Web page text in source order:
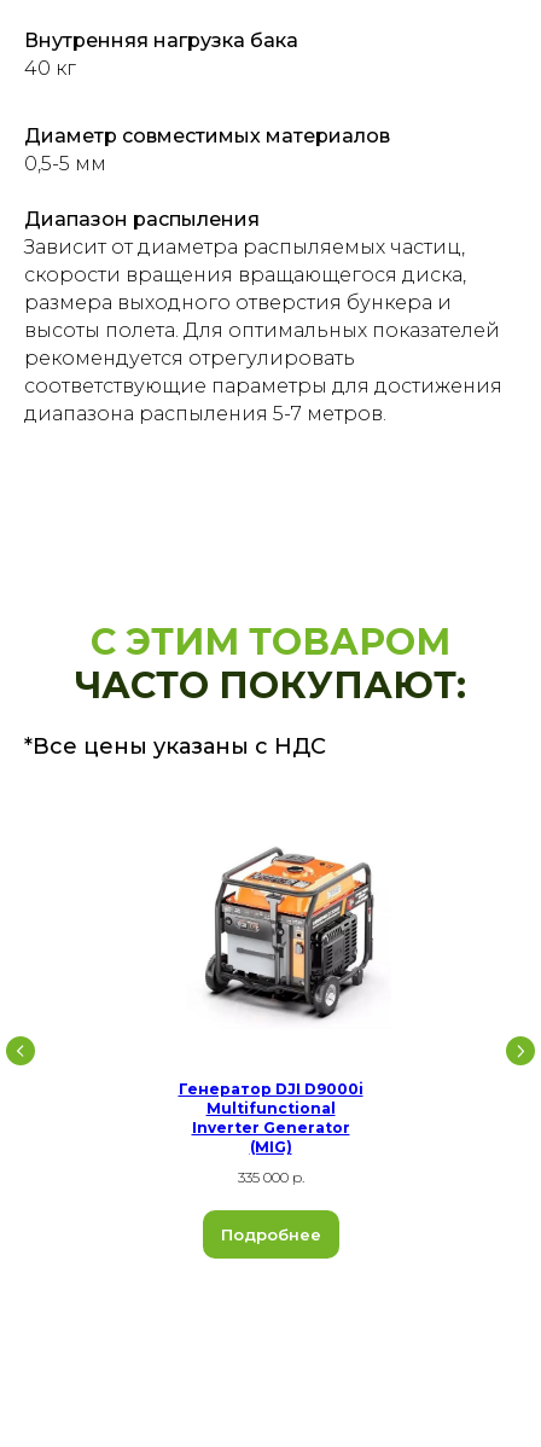
Внутренняя нагрузка бака
40 кг
Диаметр совместимых материалов
0,5-5 мм
Диапазон распыления
Зависит от диаметра распыляемых частиц,
скорости вращения вращающегося диска,
размера выходного отверстия бункера и
высоты полета. Для оптимальных показателей
рекомендуется отрегулировать
соответствующие параметры для достижения
диапазона распыления 5-7 метров.
С ЭТИМ ТОВАРОМ
ЧАСТО ПОКУПАЮТ:
*Все цены указаны с НДС
Генератор DJI D9000i
Multifunctional
Inverter Generator
(MIG)
335 000 р.
Подробнее